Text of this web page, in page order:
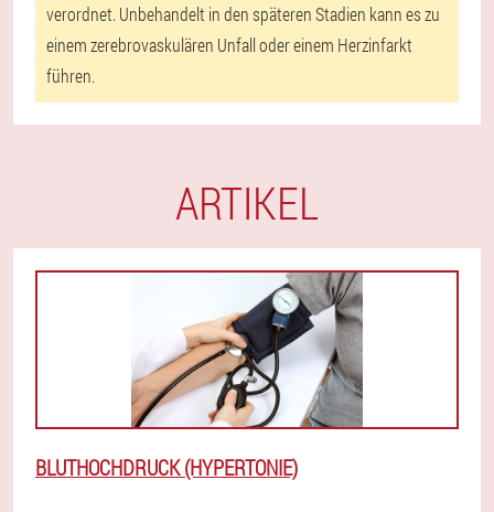
verordnet. Unbehandelt in den späteren Stadien kann es zu
einem zerebrovaskulären Unfall oder einem Herzinfarkt
führen.
ARTIKEL
BLUTHOCHDRUCK (HYPERTONIE)